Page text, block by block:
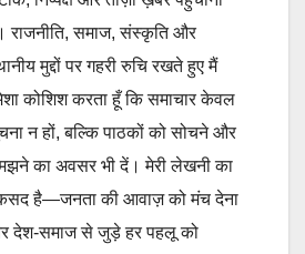
राजनीति, समाज, संस्कृति और
मुद्दों पर गहरी रुचि रखते हुए मैं
कोशिश करता हूँ कि समाचार केवल
न हों, बल्कि पाठकों को सोचने और
का अवसर भी दें। मेरी लेखनी का
है—जनता की आवाज़ को मंच देना
देश-समाज से जुड़े हर पहलू को